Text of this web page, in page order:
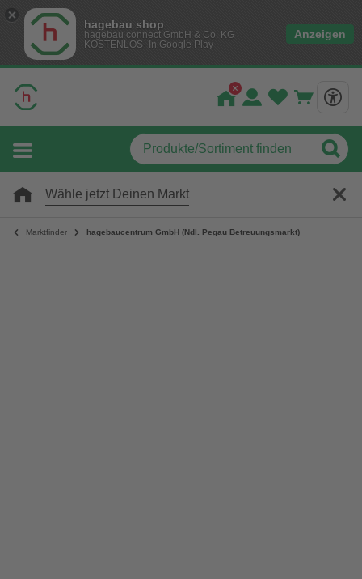
hagebau shop
hagebau connect GmbH & Co. KG
KOSTENLOS- In Google Play
Anzeigen
Wähle jetzt Deinen Markt
Marktfinder hagebaucentrum GmbH (Ndl. Pegau Betreuungsmarkt)